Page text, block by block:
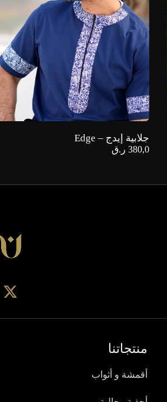
جلابية إيدج – Edge
380,0 ر.ق
منتجاتنا
أقمشة و أثواب